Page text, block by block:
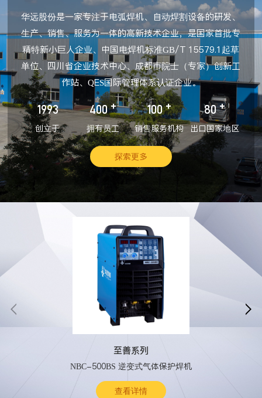
华远股份是一家专注于电弧焊机、自动焊割设备的研发、
生产、销售、服务为一体的高新技术企业，是国家首批专
精特新小巨人企业、中国电焊机标准GB/T 15579.1起草
单位、四川省企业技术中心、成都市院士（专家）创新工
作站、QES国际管理体系认证企业。
1993
创立于
400 +
拥有员工
100 +
销售服务机构
80 +
出口国家地区
探索更多
至善系列
NBC-500BS 逆变式气体保护焊机
查看详情
 